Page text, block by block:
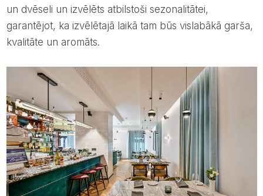
un dvēseli un izvēlēts atbilstoši sezonalitātei,
garantējot, ka izvēlētajā laikā tam būs vislabākā garša,
kvalitāte un aromāts.